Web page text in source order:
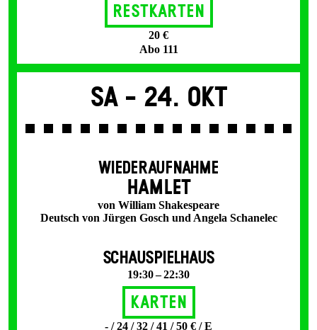
Restkarten
20 €
Abo 111
Sa - 24. Okt
WIEDERAUFNAHME
HAMLET
von William Shakespeare
Deutsch von Jürgen Gosch und Angela Schanelec
SCHAUSPIELHAUS
19:30 – 22:30
Karten
- / 24 / 32 / 41 / 50 € / E